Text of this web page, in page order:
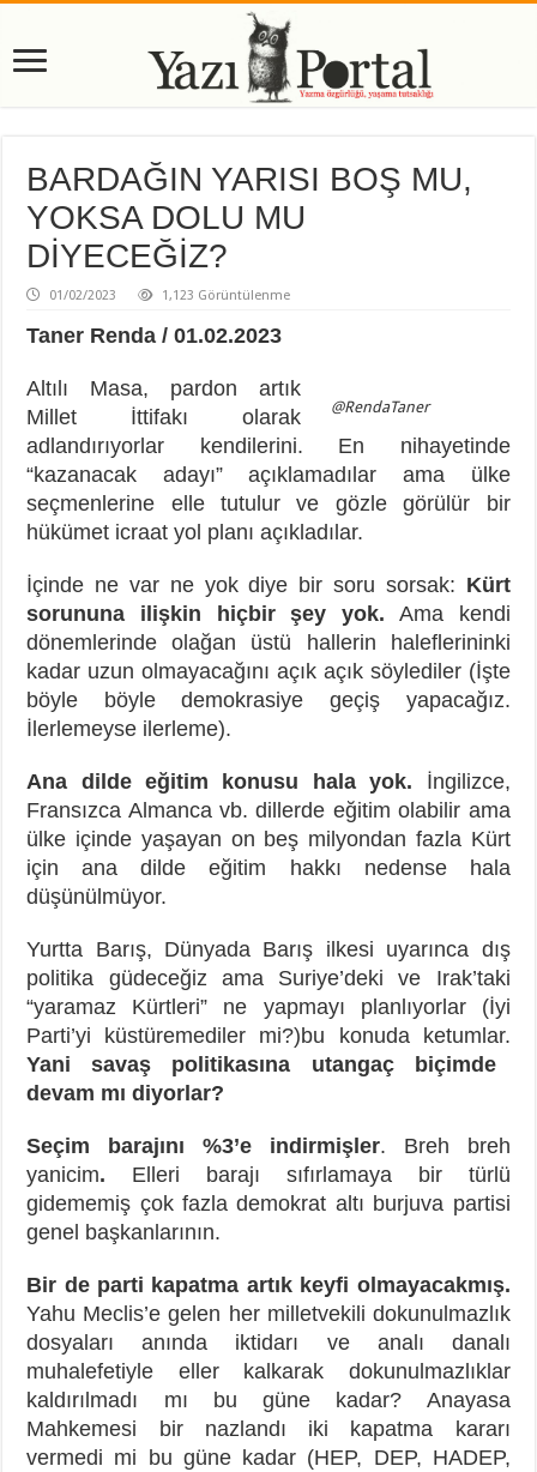
BARDAĞIN YARISI BOŞ MU,
YOKSA DOLU MU
DİYECEĞİZ?
01/02/2023 1,123 Görüntülenme
Taner Renda / 01.02.2023
@RendaTaner
Altılı Masa, pardon artık
Millet İttifakı olarak
adlandırıyorlar kendilerini. En nihayetinde
“kazanacak adayı” açıklamadılar ama ülke
seçmenlerine elle tutulur ve gözle görülür bir
hükümet icraat yol planı açıkladılar.
İçinde ne var ne yok diye bir soru sorsak: Kürt
sorununa ilişkin hiçbir şey yok. Ama kendi
dönemlerinde olağan üstü hallerin haleflerininki
kadar uzun olmayacağını açık açık söylediler (İşte
böyle böyle demokrasiye geçiş yapacağız.
İlerlemeyse ilerleme).
Ana dilde eğitim konusu hala yok. İngilizce,
Fransızca Almanca vb. dillerde eğitim olabilir ama
ülke içinde yaşayan on beş milyondan fazla Kürt
için ana dilde eğitim hakkı nedense hala
düşünülmüyor.
Yurtta Barış, Dünyada Barış ilkesi uyarınca dış
politika güdeceğiz ama Suriye’deki ve Irak’taki
“yaramaz Kürtleri” ne yapmayı planlıyorlar (İyi
Parti’yi küstüremediler mi?)bu konuda ketumlar.
Yani savaş politikasına utangaç biçimde
devam mı diyorlar?
Seçim barajını %3’e indirmişler. Breh breh
yanicim. Elleri barajı sıfırlamaya bir türlü
gidememiş çok fazla demokrat altı burjuva partisi
genel başkanlarının.
Bir de parti kapatma artık keyfi olmayacakmış.
Yahu Meclis’e gelen her milletvekili dokunulmazlık
dosyaları anında iktidarı ve analı danalı
muhalefetiyle eller kalkarak dokunulmazlıklar
kaldırılmadı mı bu güne kadar? Anayasa
Mahkemesi bir nazlandı iki kapatma kararı
vermedi mi bu güne kadar (HEP, DEP, HADEP,